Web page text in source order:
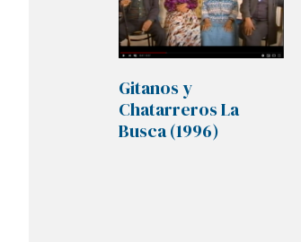
Gitanos y
Chatarreros La
Busca (1996)